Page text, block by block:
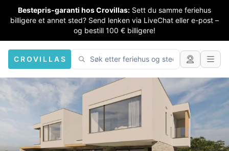
Bestepris-garanti hos Crovillas: Sett du samme feriehus
billigere et annet sted? Send lenken via LiveChat eller e-post –
og bestill 100 € billigere!
CROVILLAS